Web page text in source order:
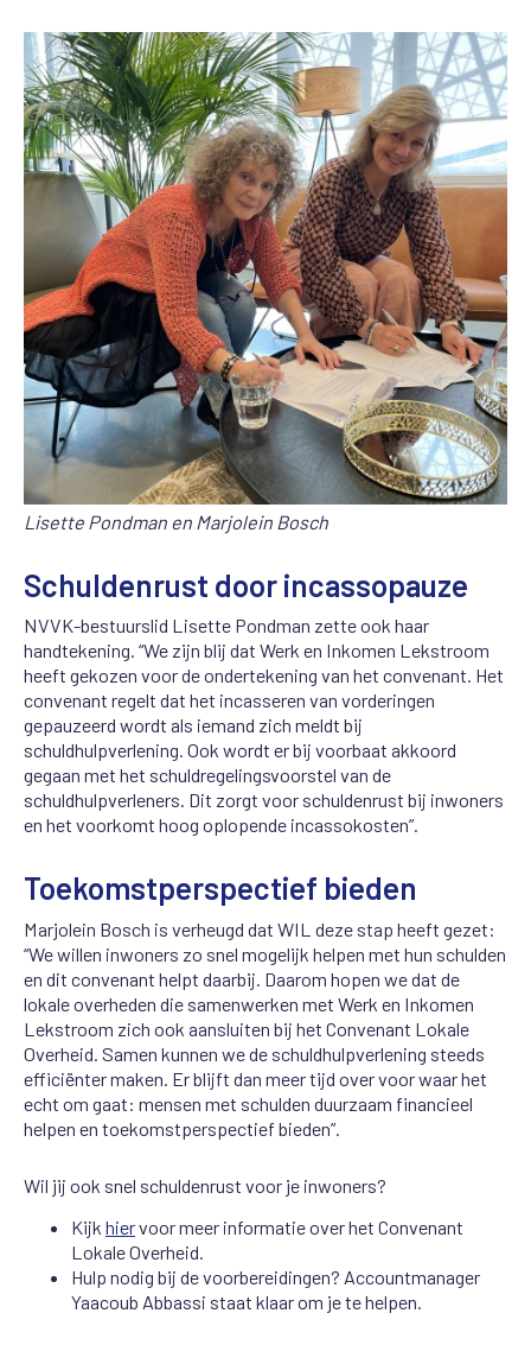
Lisette Pondman en Marjolein Bosch
Schuldenrust door incassopauze
NVVK-bestuurslid Lisette Pondman zette ook haar
handtekening. “We zijn blij dat Werk en Inkomen Lekstroom
heeft gekozen voor de ondertekening van het convenant. Het
convenant regelt dat het incasseren van vorderingen
gepauzeerd wordt als iemand zich meldt bij
schuldhulpverlening. Ook wordt er bij voorbaat akkoord
gegaan met het schuldregelingsvoorstel van de
schuldhulpverleners. Dit zorgt voor schuldenrust bij inwoners
en het voorkomt hoog oplopende incassokosten”.
Toekomstperspectief bieden
Marjolein Bosch is verheugd dat WIL deze stap heeft gezet:
“We willen inwoners zo snel mogelijk helpen met hun schulden
en dit convenant helpt daarbij. Daarom hopen we dat de
lokale overheden die samenwerken met Werk en Inkomen
Lekstroom zich ook aansluiten bij het Convenant Lokale
Overheid. Samen kunnen we de schuldhulpverlening steeds
efficiënter maken. Er blijft dan meer tijd over voor waar het
echt om gaat: mensen met schulden duurzaam financieel
helpen en toekomstperspectief bieden”.
Wil jij ook snel schuldenrust voor je inwoners?
Kijk hiervoor meer informatie over het Convenant
Lokale Overheid.
Hulp nodig bij de voorbereidingen? Accountmanager
Yaacoub Abbassi staat klaar om je te helpen.